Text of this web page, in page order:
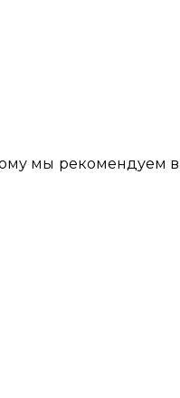
мы рекомендуем